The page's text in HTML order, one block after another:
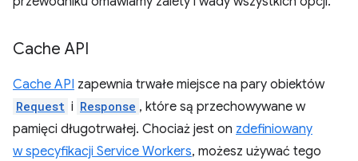
Cache API
Cache API zapewnia trwałe miejsce na pary obiektów
Request i Response , które są przechowywane w
pamięci długotrwałej. Chociaż jest on zdefiniowany
w specyfikacji Service Workers, możesz używać tego